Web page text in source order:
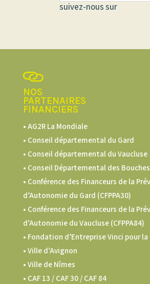
suivez-nous sur
NOS
PARTENAIRES
FINANCIERS
• AG2R La Mondiale
• Conseil départemental du Gard
• Conseil départemental du Vaucluse
• Conseil Départemental des
• Conférence des Financeurs de la
d’Autonomie du Gard (CFPPA30)
• Conférence des Financeurs de la
d’Autonomie du Vaucluse (CFPPA84)
• Fondation d’Entreprise Vinci pour
• Ville d’Avignon
• Ville de Nîmes
• CAF 13 / CAF 30 / CAF 84